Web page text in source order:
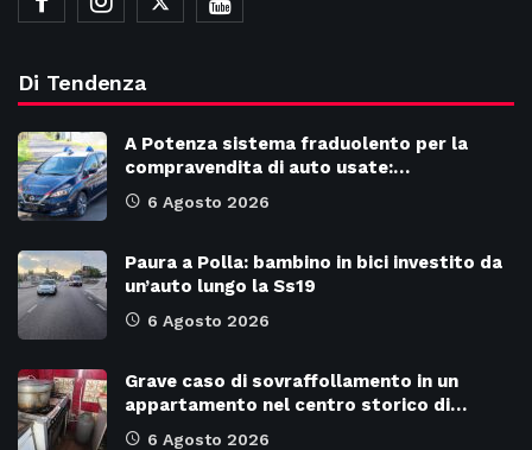
Di Tendenza
A Potenza sistema fraduolento per la
compravendita di auto usate:…
6 Agosto 2026
Paura a Polla: bambino in bici investito da
un’auto lungo la Ss19
6 Agosto 2026
Grave caso di sovraffollamento in un
appartamento nel centro storico di…
6 Agosto 2026